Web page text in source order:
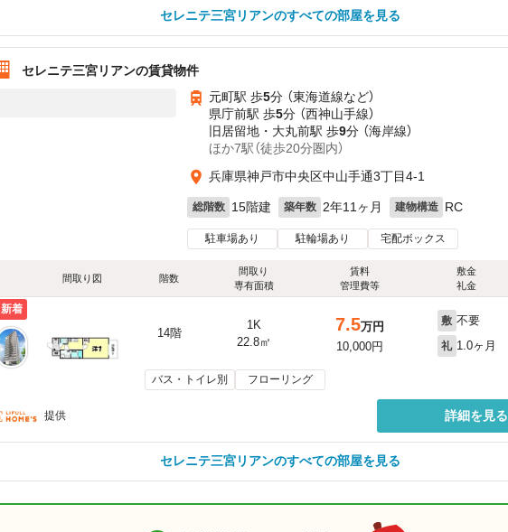
セレニテ三宮リアンのすべての部屋を見る
セレニテ三宮リアンの賃貸物件
元町駅 歩5分 （東海道線など）
県庁前駅 歩5分 （西神山手線）
旧居留地・大丸前駅 歩9分 （海岸線）
ほか7駅（徒歩20分圏内）
兵庫県神戸市中央区中山手通3丁目4-1
総階数 15階建 築年数 2年11ヶ月 建物構造 RC
駐車場あり 駐輪場あり 宅配ボックス
間取り図 階数
間取り
専有面積
賃料
管理費等
敷金
礼金
新着
14階
1K
22.8㎡
7.5万円
10,000円
敷 不要
礼 1.0ヶ月
バス・トイレ別 フローリング
提供 詳細を見る
セレニテ三宮リアンのすべての部屋を見る